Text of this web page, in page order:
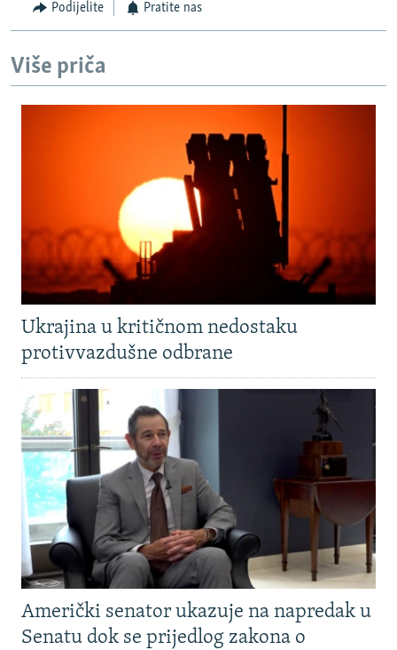
Podijelite Pratite nas
Više priča
Ukrajina u kritičnom nedostaku
protivvazdušne odbrane
Američki senator ukazuje na napredak u
Senatu dok se prijedlog zakona o